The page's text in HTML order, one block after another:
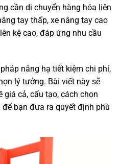
cần di chuyển hàng hóa liên
tay thấp, xe nâng tay cao
kệ cao, đáp ứng nhu cầu
nâng hạ tiết kiệm chi phí,
lý tưởng. Bài viết này sẽ
cả, cấu tạo, cách chọn
bạn đưa ra quyết định phù